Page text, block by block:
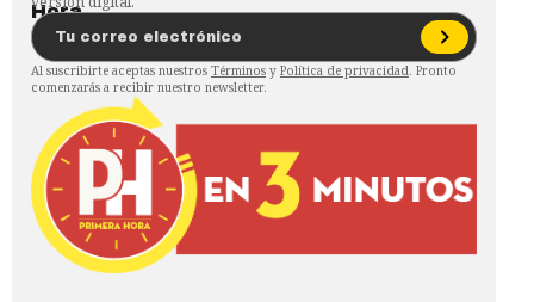
Al suscribirte aceptas nuestros Términos y Política de privacidad. Pronto
comenzarás a recibir nuestro newsletter.